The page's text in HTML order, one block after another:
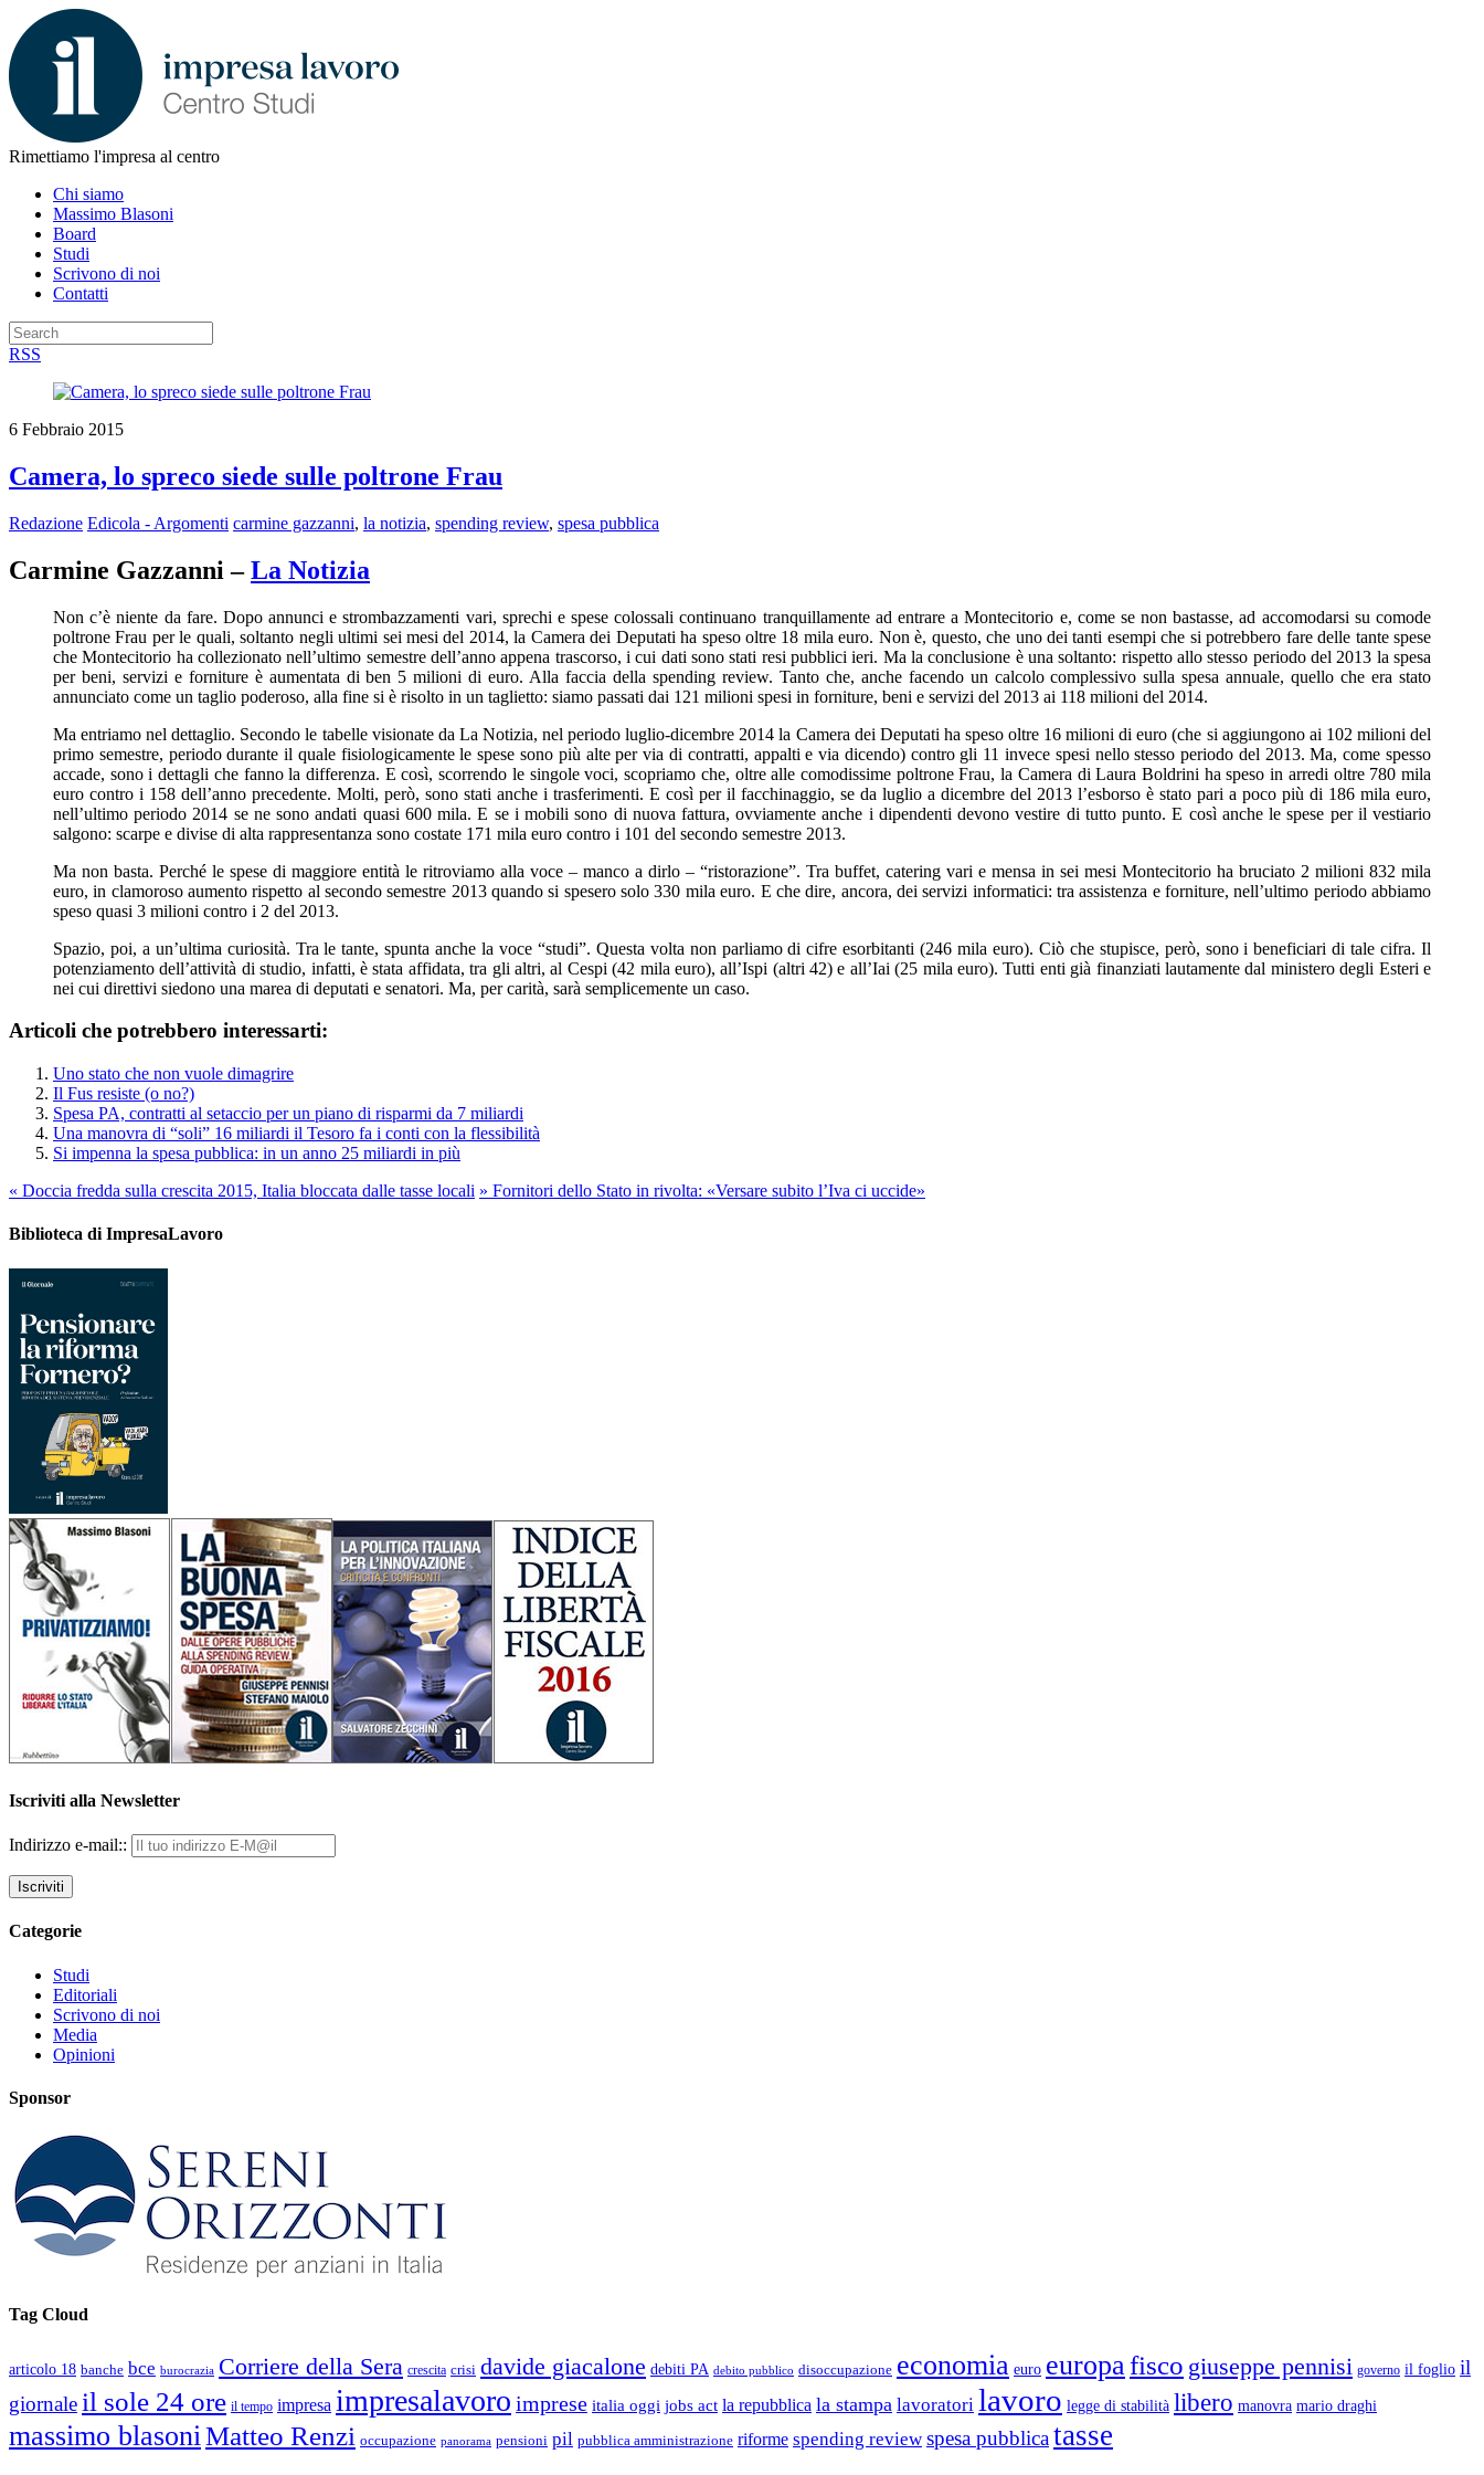
Rimettiamo l'impresa al centro
Chi siamo
Massimo Blasoni
Board
Studi
Scrivono di noi
Contatti
RSS
6 Febbraio 2015
Camera, lo spreco siede sulle poltrone Frau
Redazione Edicola - Argomenti carmine gazzanni, la notizia, spending review, spesa pubblica
Carmine Gazzanni –La Notizia
Non c’è niente da fare. Dopo annunci e strombazzamenti vari, sprechi e spese colossali continuano tranquillamente ad entrare a Montecitorio e, come se non bastasse, ad accomodarsi su comode
poltrone Frau per le quali, soltanto negli ultimi sei mesi del 2014, la Camera dei Deputati ha speso oltre 18 mila euro. Non è, questo, che uno dei tanti esempi che si potrebbero fare delle tante spese
che Montecitorio ha collezionato nell’ultimo semestre dell’anno appena trascorso, i cui dati sono stati resi pubblici ieri. Ma la conclusione è una soltanto: rispetto allo stesso periodo del 2013 la spesa
per beni, servizi e forniture è aumentata di ben 5 milioni di euro. Alla faccia della spending review. Tanto che, anche facendo un calcolo complessivo sulla spesa annuale, quello che era stato
annunciato come un taglio poderoso, alla fine si è risolto in un taglietto: siamo passati dai 121 milioni spesi in forniture, beni e servizi del 2013 ai 118 milioni del 2014.
Ma entriamo nel dettaglio. Secondo le tabelle visionate da La Notizia, nel periodo luglio-dicembre 2014 la Camera dei Deputati ha speso oltre 16 milioni di euro (che si aggiungono ai 102 milioni del
primo semestre, periodo durante il quale fisiologicamente le spese sono più alte per via di contratti, appalti e via dicendo) contro gli 11 invece spesi nello stesso periodo del 2013. Ma, come spesso
accade, sono i dettagli che fanno la differenza. E così, scorrendo le singole voci, scopriamo che, oltre alle comodissime poltrone Frau, la Camera di Laura Boldrini ha speso in arredi oltre 780 mila
euro contro i 158 dell’anno precedente. Molti, però, sono stati anche i trasferimenti. E così per il facchinaggio, se da luglio a dicembre del 2013 l’esborso è stato pari a poco più di 186 mila euro,
nell’ultimo periodo 2014 se ne sono andati quasi 600 mila. E se i mobili sono di nuova fattura, ovviamente anche i dipendenti devono vestire di tutto punto. E così anche le spese per il vestiario
salgono: scarpe e divise di alta rappresentanza sono costate 171 mila euro contro i 101 del secondo semestre 2013.
Ma non basta. Perché le spese di maggiore entità le ritroviamo alla voce – manco a dirlo – “ristorazione”. Tra buffet, catering vari e mensa in sei mesi Montecitorio ha bruciato 2 milioni 832 mila
euro, in clamoroso aumento rispetto al secondo semestre 2013 quando si spesero solo 330 mila euro. E che dire, ancora, dei servizi informatici: tra assistenza e forniture, nell’ultimo periodo abbiamo
speso quasi 3 milioni contro i 2 del 2013.
Spazio, poi, a un’ultima curiosità. Tra le tante, spunta anche la voce “studi”. Questa volta non parliamo di cifre esorbitanti (246 mila euro). Ciò che stupisce, però, sono i beneficiari di tale cifra. Il
potenziamento dell’attività di studio, infatti, è stata affidata, tra gli altri, al Cespi (42 mila euro), all’Ispi (altri 42) e all’Iai (25 mila euro). Tutti enti già finanziati lautamente dal ministero degli Esteri e
nei cui direttivi siedono una marea di deputati e senatori. Ma, per carità, sarà semplicemente un caso.
Articoli che potrebbero interessarti:
Uno stato che non vuole dimagrire
Il Fus resiste (o no?)
Spesa PA, contratti al setaccio per un piano di risparmi da 7 miliardi
Una manovra di “soli” 16 miliardi il Tesoro fa i conti con la flessibilità
Si impenna la spesa pubblica: in un anno 25 miliardi in più
« Doccia fredda sulla crescita 2015, Italia bloccata dalle tasse locali » Fornitori dello Stato in rivolta: «Versare subito l’Iva ci uccide»
Biblioteca di ImpresaLavoro
Iscriviti alla Newsletter
Indirizzo e-mail::
Categorie
Studi
Editoriali
Scrivono di noi
Media
Opinioni
Sponsor
Tag Cloud
articolo 18 banche bce burocrazia Corriere della Sera crescita crisi davide giacalone debiti PA debito pubblico disoccupazione economia euro europa fisco giuseppe pennisi governo il foglio il
giornale il sole 24 ore il tempo impresa impresalavoro imprese italia oggi jobs act la repubblica la stampa lavoratori lavoro legge di stabilità libero manovra mario draghi
massimo blasoni Matteo Renzi occupazione panorama pensioni pil pubblica amministrazione riforme spending review spesa pubblicatasse